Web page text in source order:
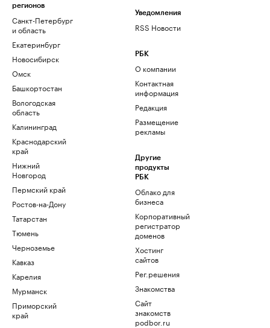
регионов
Санкт-Петербург
и область
Екатеринбург
Новосибирск
Омск
Башкортостан
Вологодская
область
Калининград
Краснодарский
край
Нижний
Новгород
Пермский край
Ростов-на-Дону
Татарстан
Тюмень
Черноземье
Кавказ
Карелия
Мурманск
Приморский
край
Уведомления
RSS Новости
РБК
О компании
Контактная
информация
Редакция
Размещение
рекламы
Другие
продукты
РБК
Облако для
бизнеса
Корпоративный
регистратор
доменов
Хостинг
сайтов
Рег.решения
Знакомства
Сайт
знакомств
podbor.ru